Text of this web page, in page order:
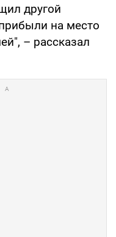
другой
на место
– рассказал